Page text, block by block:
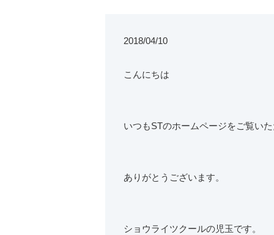
2018/04/10
こんにちは
いつもSTのホームページをご覧いた
ありがとうございます。
ショウライツクールの児玉です。